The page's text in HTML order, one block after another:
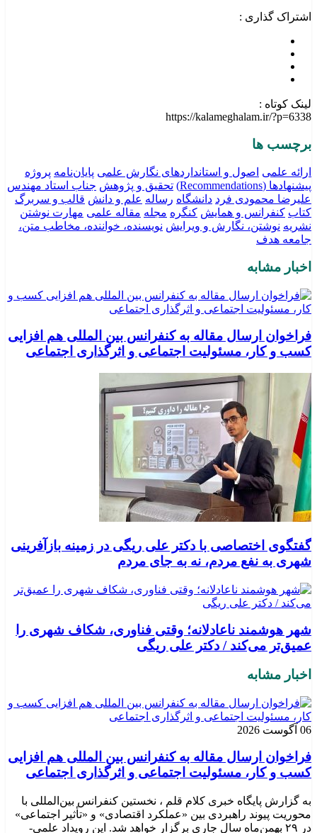
اشتراک گذاری :
لینک کوتاه :
https://kalameghalam.ir/?p=6338
برچسب ها
ارائه علمی اصول و استانداردهای نگارش علمی پایان‌نامه پروژه
پیشنهادها (Recommendations)
تحقیق و پژوهش جناب استاد مهندس
علیرضا محمودی فرد دانشگاه رساله علم و دانش قالب و سربرگ
کتاب کنفرانس و همایش کنگره مجله مقاله علمی مهارت نوشتن
نشریه نوشتن، نگارش و ویرایش نویسنده، خواننده، مخاطب متن،
جامعه هدف
اخبار مشابه
فراخوان ارسال مقاله به کنفرانس بین المللی هم افزایی
کسب و کار، مسئولیت اجتماعی و اثرگذاری اجتماعی
گفتگوی اختصاصی با دکتر علی ریگی در زمینه بازآفرینی
شهری به نفع مردم، نه به جای مردم
شهر هوشمند ناعادلانه؛ وقتی فناوری، شکاف شهری را
عمیق‌تر می‌کند / دکتر علی ریگی
اخبار مشابه
06 آگوست 2026
فراخوان ارسال مقاله به کنفرانس بین المللی هم افزایی
کسب و کار، مسئولیت اجتماعی و اثرگذاری اجتماعی
به گزارش پایگاه خبری کلام قلم ، نخستین کنفرانس بین‌المللی با
محوریت پیوند راهبردی بین «عملکرد اقتصادی» و «تأثیر اجتماعی»
در ۲۹ بهمن‌ماه سال جاری برگزار خواهد شد. این رویداد علمی-